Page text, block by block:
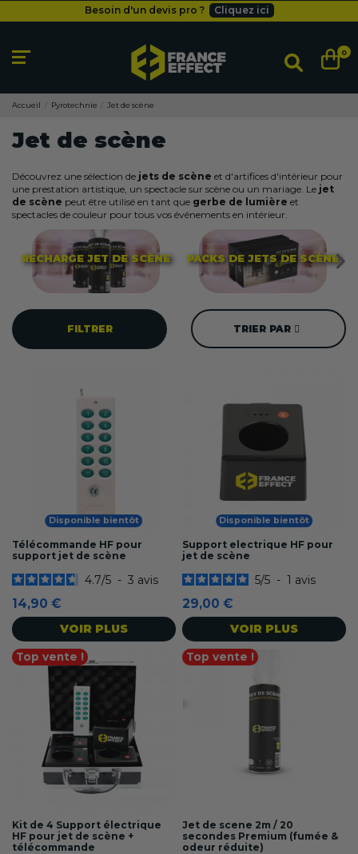
Besoin d'un devis pro ?
Cliquez ici
Besoin d'un devis pro ? Cliquez ici
Livraison gratuite dès 49
0
Accueil Pyrotechnie Jet de scène
Jet de scène
Découvrez une sélection de jets de scène et d'artifices d'intérieur pour
une prestation artistique, un spectacle sur scène ou un mariage. Le jet
de scène peut être utilisé en tant que gerbe de lumière et
spectacles de couleur pour tous vos événements en intérieur.
RECHARGE JET DE SCÈNE PACKS DE JETS DE SCÈNE
FILTRER TRIER PAR
Disponible bientôt
Télécommande HF pour
support jet de scène
4.7/5 - 3 avis
14,90 €
VOIR PLUS
Disponible bientôt
Support electrique HF pour
jet de scène
5/5 - 1 avis
29,00 €
VOIR PLUS
Top vente !
Kit de 4 Support électrique
HF pour jet de scène +
télécommande
Top vente !
Jet de scene 2m / 20
secondes Premium (fumée &
odeur réduite)